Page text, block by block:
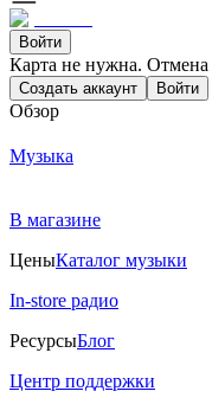
Войти
Карта не нужна.
Создать аккаунт Войти
Обзор
Музыка
В магазине
ЦеныКаталог музыки
In-store радио
РесурсыБлог
Центр поддержки